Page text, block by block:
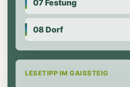
07 Festung
08 Dorf
LESETIPP IM GAISSTEIG